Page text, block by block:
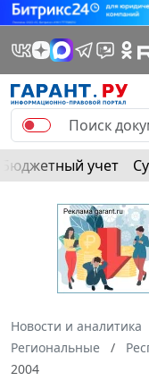
Бюджетный учет
Новости и аналитика
Региональные
2004